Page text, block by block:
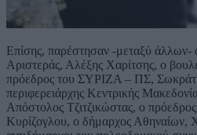
Επίσης, παρέστησαν -μεταξύ άλλων-
Αριστεράς, Αλέξης Χαρίτσης, ο
πρόεδρος του ΣΥΡΙΖΑ – ΠΣ,
περιφερειάρχης Κεντρικής
Απόστολος Τζιτζικώστας, ο
Κυρίζογλου, ο δήμαρχος Αθηναίων,